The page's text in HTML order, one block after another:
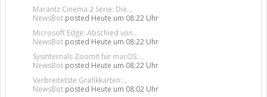
Marantz Cinema 2 Serie: Die...
NewsBot posted Heute um 08:22 Uhr
Microsoft Edge: Abschied von...
NewsBot posted Heute um 08:22 Uhr
Sysinternals ZoomIt für macOS:...
NewsBot posted Heute um 08:22 Uhr
Verbreitetste Grafikkarten:...
NewsBot posted Heute um 08:02 Uhr